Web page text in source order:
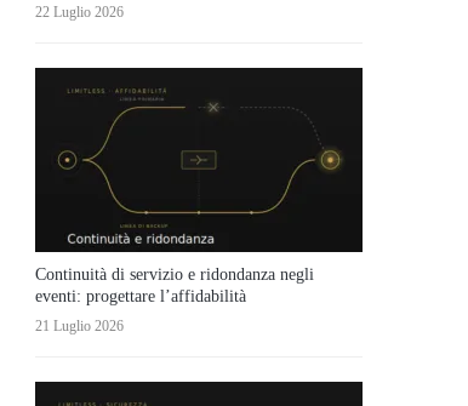
22 Luglio 2026
Continuità di servizio e ridondanza negli
eventi: progettare l’affidabilità
21 Luglio 2026